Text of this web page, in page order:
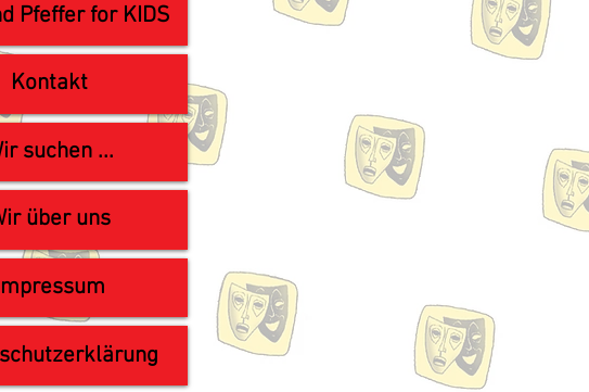
Pfeffer for KIDS
Kontakt
suchen ...
über uns